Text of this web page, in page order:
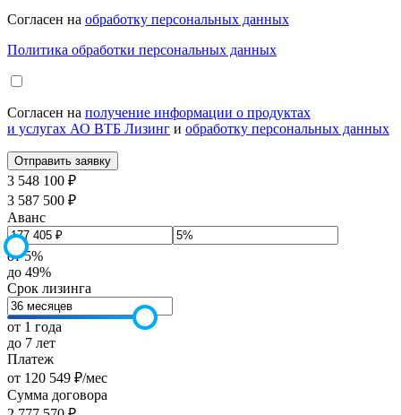
Согласен на обработку персональных данных
Политика обработки персональных данных
Согласен на получение информации о продуктах
и услугах АО ВТБ Лизинг и обработку персональных данных
3 548 100 ₽
3 587 500 ₽
Аванс
от 5%
до 49%
Срок лизинга
от 1 года
до 7 лет
Платеж
от 120 549 ₽/мес
Сумма договора